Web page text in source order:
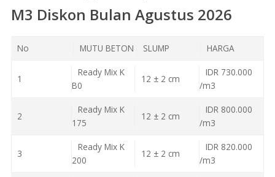
M3 Diskon Bulan Agustus 2026
No MUTU BETON SLUMP HARGA
1
Ready Mix K
B0
12 ± 2 cm
IDR 730.000
/m3
2
Ready Mix K
175
12 ± 2 cm
IDR 800.000
/m3
3
Ready Mix K
200
12 ± 2 cm
IDR 820.000
/m3